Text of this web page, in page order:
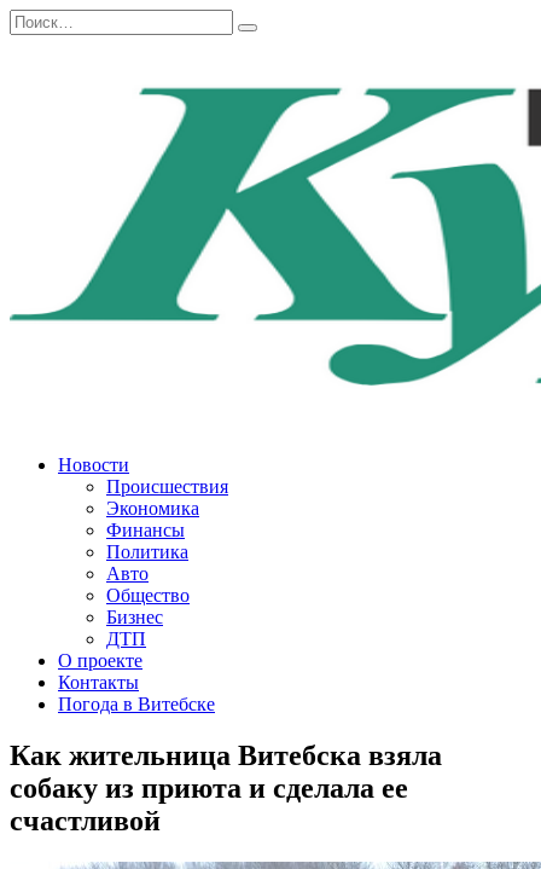
Перейти
к
Search
for:
Новости
Происшествия
Экономика
Финансы
Политика
Авто
Общество
Бизнес
ДТП
О проекте
Контакты
Погода в Витебске
Как жительница Витебска взяла
собаку из приюта и сделала ее
счастливой